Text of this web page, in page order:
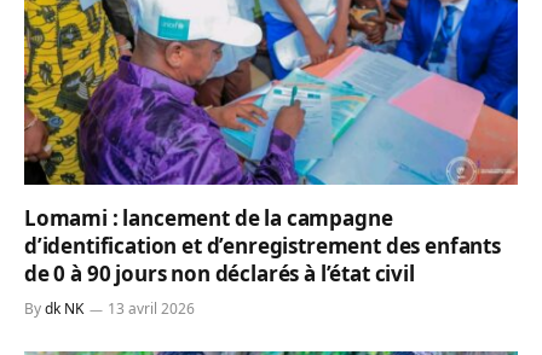
Lomami : lancement de la campagne
d’identification et d’enregistrement des enfants
de 0 à 90 jours non déclarés à l’état civil
Bydk NK 13 avril 2026